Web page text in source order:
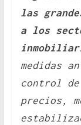
las
a los
medidas
control
precios,